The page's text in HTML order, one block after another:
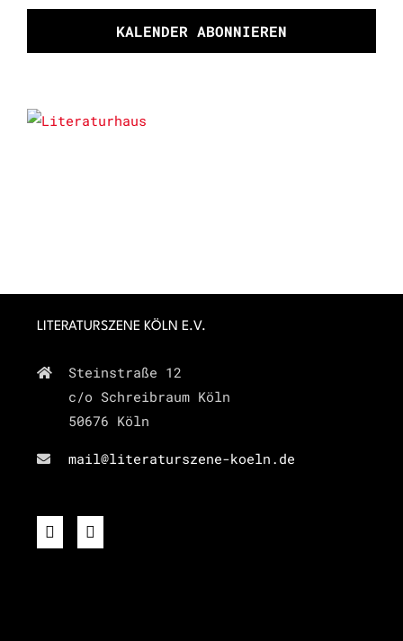
KALENDER ABONNIEREN
LITERATURSZENE KÖLN E.V.
Steinstraße 12
c/o Schreibraum Köln
50676 Köln
mail@literaturszene-koeln.de